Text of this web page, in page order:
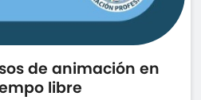
de animación en
libre